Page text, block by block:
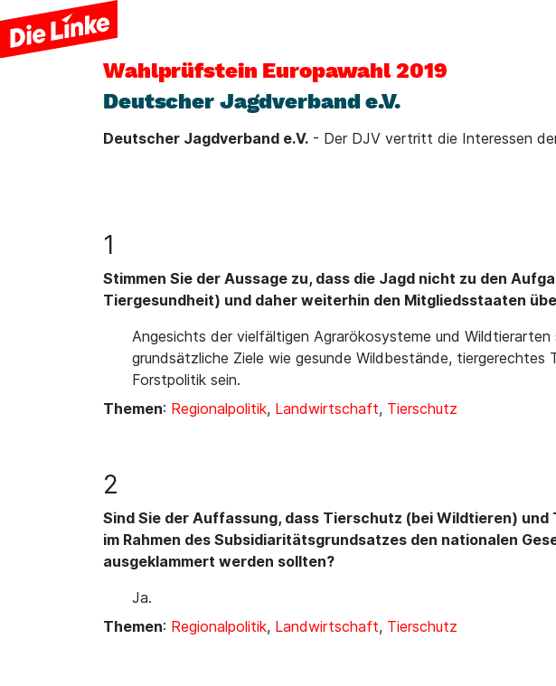
Wahlprüfstein Europawahl 2019
Deutscher Jagdverband e.V.
Deutscher Jagdverband e.V. - Der DJV vertritt die Interessen
1
Stimmen Sie der Aussage zu, dass die Jagd nicht zu den
Tiergesundheit) und daher weiterhin den Mitgliedsstaaten
Angesichts der vielfältigen Agrarökosysteme und
grundsätzliche Ziele wie gesunde Wildbestände,
Forstpolitik sein.
Themen: Regionalpolitik, Landwirtschaft, Tierschutz
2
Sind Sie der Auffassung, dass Tierschutz (bei Wildtieren)
im Rahmen des Subsidiaritätsgrundsatzes den nationalen
ausgeklammert werden sollten?
Ja.
Themen: Regionalpolitik, Landwirtschaft, Tierschutz